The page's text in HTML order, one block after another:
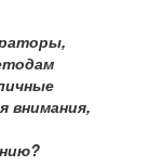
внимания,